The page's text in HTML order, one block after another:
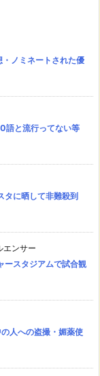
ノミネートされた優
語と流行ってない等
タに晒して非難殺到
エンサー
ースタジアムで試合観
人への盗撮・媚薬使